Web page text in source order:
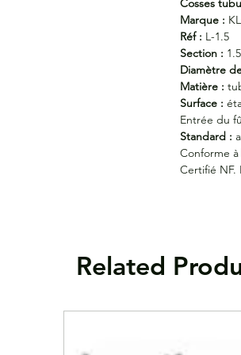
Cosses
Marque :
Réf : L-1.5
Section :
Diamètre
Matière :
Surface :
Entrée du
Standard :
Conforme à
Certifié NF.
Related